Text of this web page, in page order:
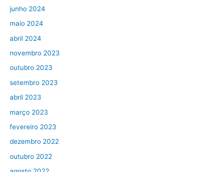
junho 2024
maio 2024
abril 2024
novembro 2023
outubro 2023
setembro 2023
abril 2023
março 2023
fevereiro 2023
dezembro 2022
outubro 2022